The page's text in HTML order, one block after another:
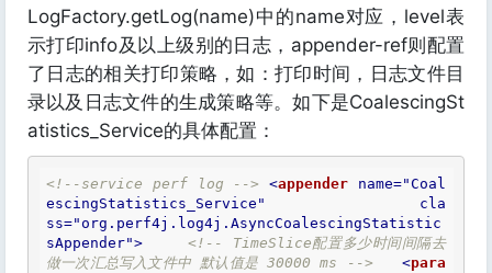
LogFactory.getLog(name)中的name对应，level表
示打印info及以上级别的日志，appender-ref则配置
了日志的相关打印策略，如：打印时间，日志文件目
录以及日志文件的生成策略等。如下是CoalescingSt
atistics_Service的具体配置：
<!--service perf log --> <appender name="Coal
escingStatistics_Service"
cla
ss="org.perf4j.log4j.AsyncCoalescingStatistic
sAppender">
<!-- TimeSlice配置多少时间间隔去
做一次汇总写入文件中 默认值是 30000 ms -->
<para